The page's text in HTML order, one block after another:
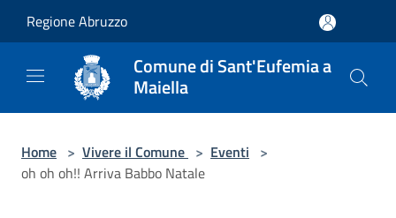
Regione Abruzzo
Comune di Sant'Eufemia a
Maiella
Home > Vivere il Comune > Eventi >
oh oh oh!! Arriva Babbo Natale